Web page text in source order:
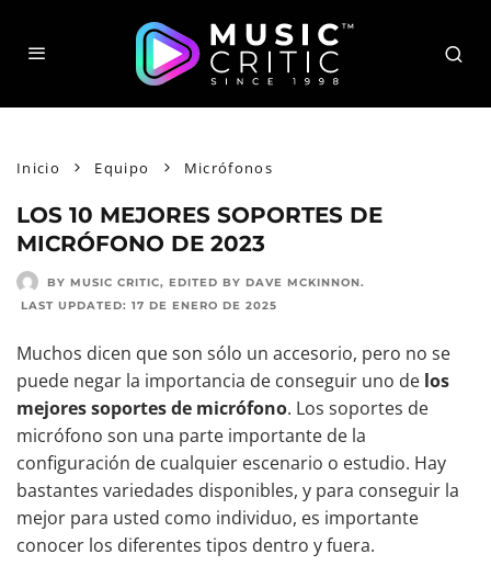
Inicio Equipo Micrófonos
LOS 10 MEJORES SOPORTES DE
MICRÓFONO DE 2023
BY MUSIC CRITIC, EDITED BY DAVE MCKINNON.
LAST UPDATED: 17 DE ENERO DE 2025
Muchos dicen que son sólo un accesorio, pero no se
puede negar la importancia de conseguir uno de los
mejores soportes de micrófono. Los soportes de
micrófono son una parte importante de la
configuración de cualquier escenario o estudio. Hay
bastantes variedades disponibles, y para conseguir la
mejor para usted como individuo, es importante
conocer los diferentes tipos dentro y fuera.